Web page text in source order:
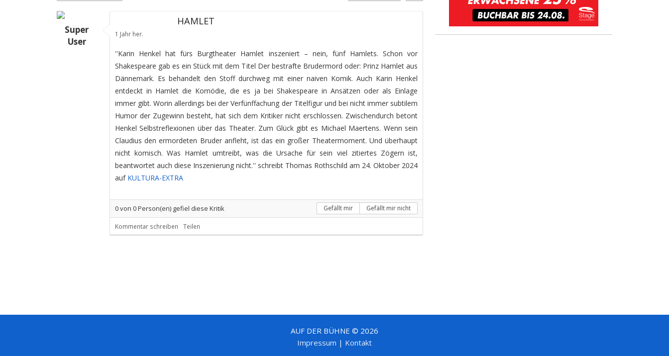
Super
User
HAMLET
1 Jahr her.
''Karin Henkel hat fürs Burgtheater Hamlet inszeniert – nein, fünf Hamlets. Schon vor
Shakespeare gab es ein Stück mit dem Titel Der bestrafte Brudermord oder: Prinz Hamlet aus
Dännemark. Es behandelt den Stoff durchweg mit einer naiven Komik. Auch Karin Henkel
entdeckt in Hamlet die Komödie, die es ja bei Shakespeare in Ansätzen oder als Einlage
immer gibt. Worin allerdings bei der Verfünffachung der Titelfigur und bei nicht immer subtilem
Humor der Zugewinn besteht, hat sich dem Kritiker nicht erschlossen. Zwischendurch betont
Henkel Selbstreflexionen über das Theater. Zum Glück gibt es Michael Maertens. Wenn sein
Claudius den ermordeten Bruder anfleht, ist das ein großer Theatermoment. Und überhaupt
nicht komisch. Was Hamlet umtreibt, was die Ursache für sein viel zitiertes Zögern ist,
beantwortet auch diese Inszenierung nicht.'' schreibt Thomas Rothschild am 24. Oktober 2024
auf KULTURA-EXTRA
0von 0Person(en) gefiel diese Kritik Gefällt mir Gefällt mir nicht
Kommentar schreiben Teilen
AUF DER BÜHNE © 2026
Impressum | Kontakt